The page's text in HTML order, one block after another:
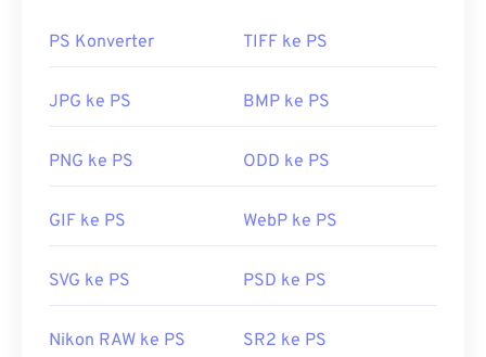
hilang, yang merupakan keunggulan utama ARW
ARW?
program bawaan untuk membuka berkas ARW.
ARW di sistem operasi (OS) Microsoft Windows
Photoshopadalah program lain yang umum
PS Konverter TIFF ke PS
JPG ke PS BMP ke PS
PNG ke PS ODD ke PS
GIF ke PS WebP ke PS
SVG ke PS PSD ke PS
Nikon RAW ke PS SR2 ke PS